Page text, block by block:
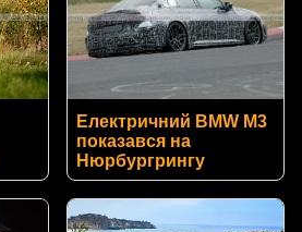
Електричний BMW M3
показався на
Нюрбургрингу